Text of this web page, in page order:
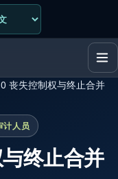
丧失控制权与终止合并
计人员
终止合并